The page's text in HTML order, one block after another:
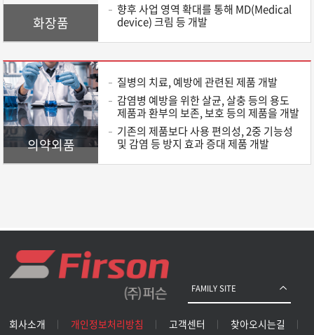
화장품
향후 사업 영역 확대를 통해 MD(Medical
device) 크림 등 개발
의약외품
질병의 치료, 예방에 관련된 제품 개발
감염병 예방을 위한 살균, 살충 등의 용도
제품과 환부의 보존, 보호 등의 제품을 개발
기존의 제품보다 사용 편의성, 2중 기능성
및 감염 등 방지 효과 증대 제품 개발
회사소개 개인정보처리방침 고객센터 찾아오시는길
FAMILY SITE